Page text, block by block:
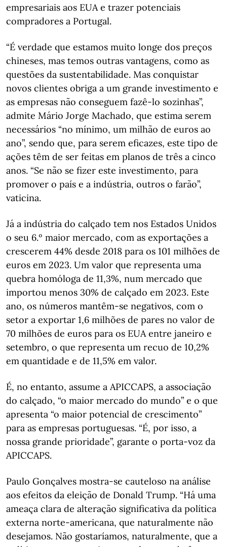
empresariais aos EUA e trazer potenciais
compradores a Portugal.
“É verdade que estamos muito longe dos preços
chineses, mas temos outras vantagens, como as
questões da sustentabilidade. Mas conquistar
novos clientes obriga a um grande investimento e
as empresas não conseguem fazê-lo sozinhas”,
admite Mário Jorge Machado, que estima serem
necessários “no mínimo, um milhão de euros ao
ano”, sendo que, para serem eficazes, este tipo de
ações têm de ser feitas em planos de três a cinco
anos. “Se não se fizer este investimento, para
promover o país e a indústria, outros o farão”,
vaticina.
Já a indústria do calçado tem nos Estados Unidos
o seu 6.º maior mercado, com as exportações a
crescerem 44% desde 2018 para os 101 milhões de
euros em 2023. Um valor que representa uma
quebra homóloga de 11,3%, num mercado que
importou menos 30% de calçado em 2023. Este
ano, os números mantêm-se negativos, com o
setor a exportar 1,6 milhões de pares no valor de
70 milhões de euros para os EUA entre janeiro e
setembro, o que representa um recuo de 10,2%
em quantidade e de 11,5% em valor.
É, no entanto, assume a APICCAPS, a associação
do calçado, “o maior mercado do mundo” e o que
apresenta “o maior potencial de crescimento”
para as empresas portuguesas. “É, por isso, a
nossa grande prioridade”, garante o porta-voz da
APICCAPS.
Paulo Gonçalves mostra-se cauteloso na análise
aos efeitos da eleição de Donald Trump. “Há uma
ameaça clara de alteração significativa da política
externa norte-americana, que naturalmente não
desejamos. Não gostaríamos, naturalmente, que a